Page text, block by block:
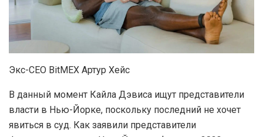
Экс-CEO BitMEX Артур Хейс
В данный момент Кайла Дэвиса ищут представители
власти в Нью-Йорке, поскольку последний не хочет
явиться в суд. Как заявили представители